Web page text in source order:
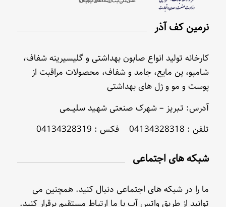
نرمین کف آذر
کارخانه تولید انواع صابون بهداشتی و گلیسیرینه شفاف،
شامپو، پن مایع، جامد و شفاف، محصولات مراقبت از
پوست و مو و ژل های بهداشتی
آدرس: تـبریز – شهرک صنعتی شهـید سلیــمی
تلفن : 04134328318 فکس : 04134328319
شبکه های اجتماعی
ما را در شبکه های اجتماعی دنبال کنید. همچنین می
توانید از طریق واتس آپ با ما ارتباط مستقیم برقرار کنید.